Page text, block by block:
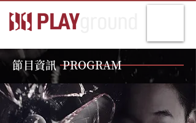
節目資訊 PROGRAM